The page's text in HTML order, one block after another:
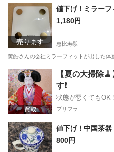
東京 渋谷区 恵比寿駅
売ります
値下げ！ミラーフ
1,180円
恵比寿駅
黄皓さんの会社ミラーフィットが出した
東京 渋谷区 恵比寿駅 美容家
【夏の大掃除
す❗️
状態が悪くてもOK
プリフラ
値下げ！中国茶器
800円